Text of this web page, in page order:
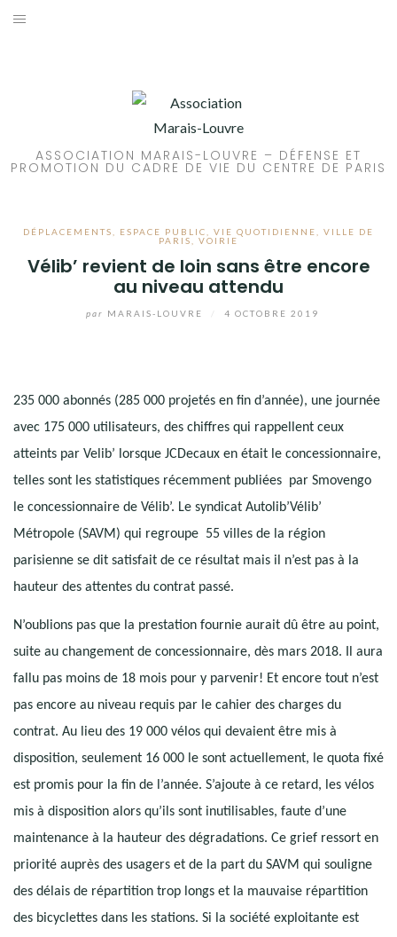
Aller
ASSOCIATION MARAIS-LOUVRE – DÉFENSE ET
PROMOTION DU CADRE DE VIE DU CENTRE DE PARIS
DÉPLACEMENTS ESPACE PUBLIC VIE QUOTIDIENNE
VILLE DE
PARIS
VOIRIE
Vélib’ revient de loin sans être encore
au niveau attendu
par MARAIS-LOUVRE 4 OCTOBRE 2019
235 000 abonnés (285 000 projetés en fin d’année), une journée
avec 175 000 utilisateurs, des chiffres qui rappellent ceux
atteints par Velib’ lorsque JCDecaux en était le concessionnaire,
telles sont les statistiques récemment publiées par Smovengo
le concessionnaire de Vélib’. Le syndicat Autolib’Vélib’
Métropole (SAVM) qui regroupe 55 villes de la région
parisienne se dit satisfait de ce résultat mais il n’est pas à la
hauteur des attentes du contrat passé.
N’oublions pas que la prestation fournie aurait dû être au point,
suite au changement de concessionnaire, dès mars 2018. Il aura
fallu pas moins de 18 mois pour y parvenir! Et encore tout n’est
pas encore au niveau requis par le cahier des charges du
contrat. Au lieu des 19 000 vélos qui devaient être mis à
disposition, seulement 16 000 le sont actuellement, le quota fixé
est promis pour la fin de l’année. S’ajoute à ce retard, les vélos
mis à disposition alors qu’ils sont inutilisables, faute d’une
maintenance à la hauteur des dégradations. Ce grief ressort en
priorité auprès des usagers et de la part du SAVM qui souligne
des délais de répartition trop longs et la mauvaise répartition
des bicyclettes dans les stations. Si la société exploitante est
PROPRETÉ
RÉGLEMENTATION